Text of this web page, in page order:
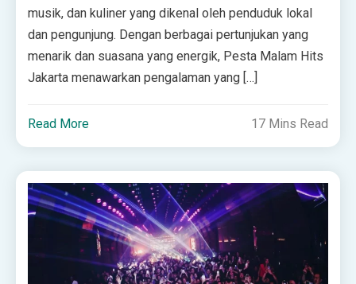
musik, dan kuliner yang dikenal oleh penduduk lokal
dan pengunjung. Dengan berbagai pertunjukan yang
menarik dan suasana yang energik, Pesta Malam Hits
Jakarta menawarkan pengalaman yang […]
Read More 17 Mins Read